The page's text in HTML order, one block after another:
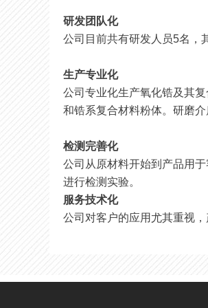
研发团队化
公司目前共有研发人员5名，
生产专业化
公司专业化生产氧化锆及其
和锆系复合材料粉体。研磨
检测完善化
公司从原材料开始到产品用
进行检测实验。
服务技术化
公司对客户的应用尤其重视